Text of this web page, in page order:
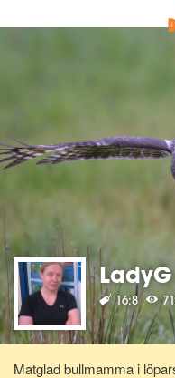
16:8
Matglad bullmamma i